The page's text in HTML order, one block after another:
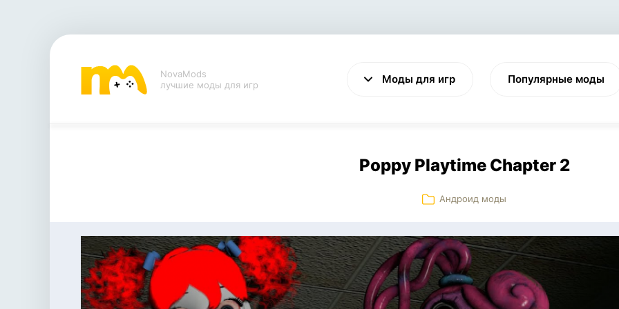
NovaMods
лучшие моды для игр
Моды для игр
VALHEIM
Популярные моды
Poppy Playtime Chapter 2
Андроид моды